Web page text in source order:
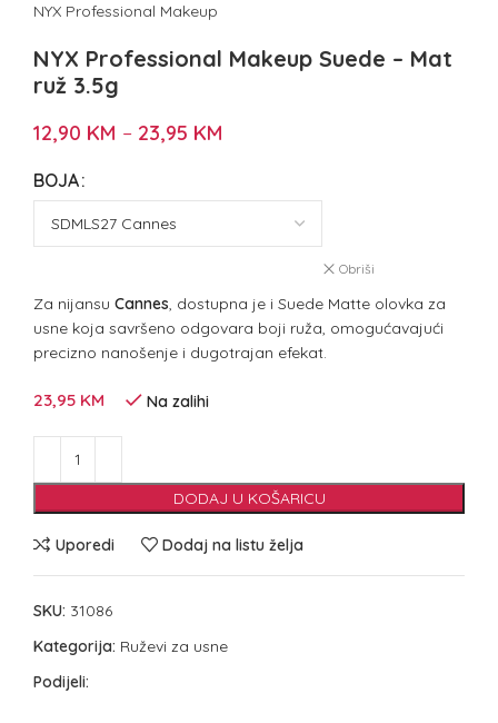
NYX Professional Makeup
NYX Professional Makeup Suede – Mat
ruž 3.5g
12,90 KM – 23,95 KM
BOJA
Obriši
Za nijansu Cannes, dostupna je i Suede Matte olovka za
usne koja savršeno odgovara boji ruža, omogućavajući
precizno nanošenje i dugotrajan efekat.
23,95 KM Na zalihi
DODAJ U KOŠARICU
Uporedi Dodaj na listu želja
SKU: 31086
Kategorija: Ruževi za usne
Podijeli: